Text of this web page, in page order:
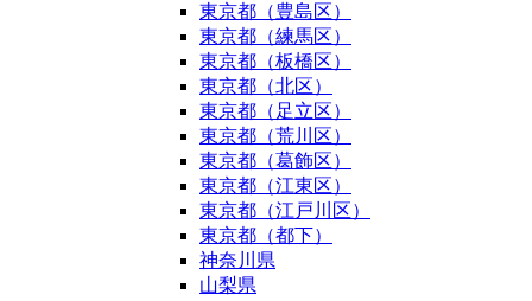
東京都（豊島区）
東京都（練馬区）
東京都（板橋区）
東京都（北区）
東京都（足立区）
東京都（荒川区）
東京都（葛飾区）
東京都（江東区）
東京都（江戸川区）
東京都（都下）
神奈川県
山梨県